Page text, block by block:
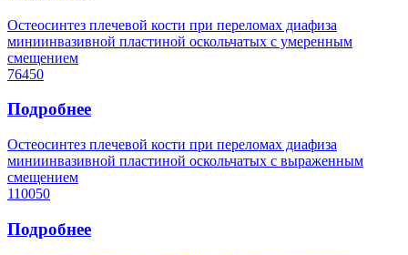
Остеосинтез плечевой кости при переломах диафиза
миниинвазивной пластиной оскольчатых с умеренным
смещением
76450
Подробнее
Остеосинтез плечевой кости при переломах диафиза
миниинвазивной пластиной оскольчатых с выраженным
смещением
110050
Подробнее